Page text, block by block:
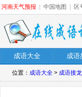
河南天气预报 中国地图 区
成语大全 成语
位置： 成语大全 > 成语接